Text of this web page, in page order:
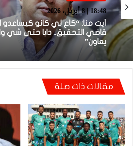
بطولة برو 1
18:48 | 8 أبريل، 2026
يعاون”
بطولة برو 1
22:23 | 6 أبريل، 2026
توالي النتائج السلبية يلاحق
تعادل جديد أمام الدفاع
مقالات ذات صلة